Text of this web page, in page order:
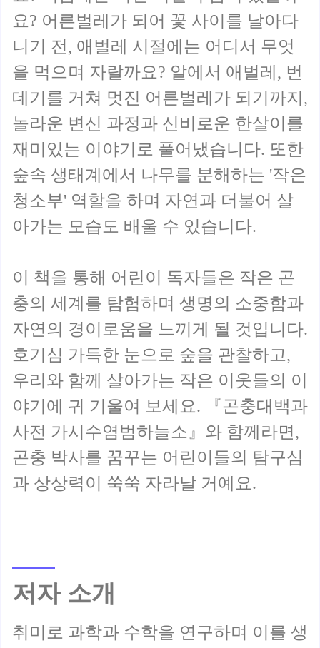
요? 어른벌레가 되어 꽃 사이를 날아다
니기 전, 애벌레 시절에는 어디서 무엇
을 먹으며 자랄까요? 알에서 애벌레, 번
데기를 거쳐 멋진 어른벌레가 되기까지,
놀라운 변신 과정과 신비로운 한살이를
재미있는 이야기로 풀어냈습니다. 또한
숲속 생태계에서 나무를 분해하는 '작은
청소부' 역할을 하며 자연과 더불어 살
아가는 모습도 배울 수 있습니다.
이 책을 통해 어린이 독자들은 작은 곤
충의 세계를 탐험하며 생명의 소중함과
자연의 경이로움을 느끼게 될 것입니다.
호기심 가득한 눈으로 숲을 관찰하고,
우리와 함께 살아가는 작은 이웃들의 이
야기에 귀 기울여 보세요. 『곤충대백과
사전 가시수염범하늘소』와 함께라면,
곤충 박사를 꿈꾸는 어린이들의 탐구심
저자 소개
취미로 과학과 수학을 연구하며 이를 생